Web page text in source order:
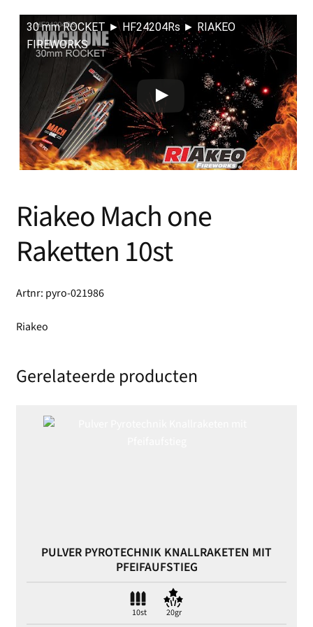
30 mm ROCKET ► HF24204Rs ► RIAKEO
FIREWORKS
Riakeo Mach one
Raketten 10st
Artnr: pyro-021986
Riakeo
Gerelateerde producten
PULVER PYROTECHNIK KNALLRAKETEN MIT
PFEIFAUFSTIEG
10st 20gr